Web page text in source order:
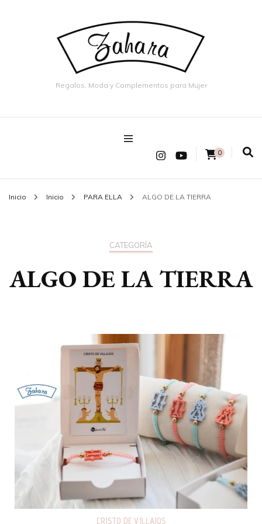
Regalos, Moda y Complementos para Mujer
0
Inicio Inicio PARA ELLA ALGO DE LA TIERRA
CATEGORÍA
ALGO DE LA TIERRA
CRISTO DE VILLAJOS